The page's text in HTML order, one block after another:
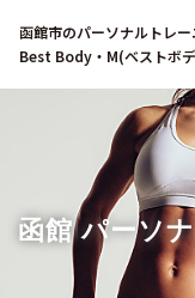
函館市のパーソナルトレ
Best Body・M(ベストボ
函館 パーソ